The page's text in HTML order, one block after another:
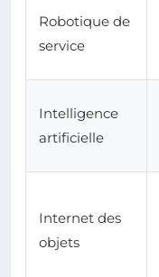
Robotique de
service
Intelligence
artificielle
Internet des
objets